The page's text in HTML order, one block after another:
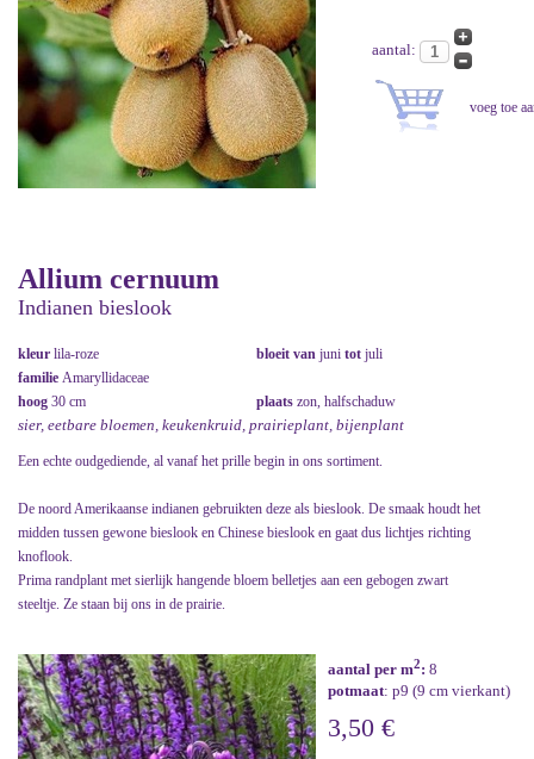
aantal:
Allium cernuum
Indianen bieslook
kleur lila-roze bloeit van juni tot juli
familie Amaryllidaceae
hoog 30 cm plaats zon, halfschaduw
sier, eetbare bloemen, keukenkruid, prairieplant, bijenplant
Een echte oudgediende, al vanaf het prille begin in ons sortiment.
De noord Amerikaanse indianen gebruikten deze als bieslook. De smaak houdt het
midden tussen gewone bieslook en Chinese bieslook en gaat dus lichtjes richting
knoflook.
Prima randplant met sierlijk hangende bloem belletjes aan een gebogen zwart
steeltje. Ze staan bij ons in de prairie.
aantal per m2: 8
potmaat: p9 (9 cm vierkant)
3,50 €